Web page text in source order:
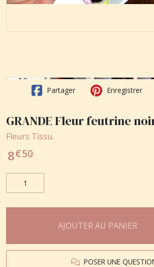
Partager Enregistrer
GRANDE Fleur feutrine
Fleurs Tissu.
8€50
AJOUTER AU PANIER
POSER UNE